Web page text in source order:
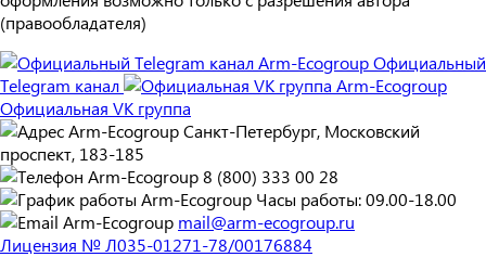
(правообладателя)
Официальный
Telegram канал
Официальная VK группа
Санкт-Петербург, Московский
проспект, 183-185
8 (800) 333 00 28
Часы работы: 09.00-18.00
mail@arm-ecogroup.ru
Лицензия № Л035-01271-78/00176884